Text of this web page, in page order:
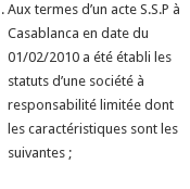
Aux termes d’un acte S.S.P à
Casablanca en date du
01/02/2010 a été établi les
statuts d’une société à
responsabilité limitée dont
les caractéristiques sont les
suivantes ;